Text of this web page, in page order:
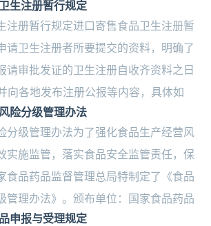
生注册暂行规定
注册暂行规定进口寄售食品卫生注册暂
请卫生注册者所要提交的资料，明确了
请审批发证的卫生注册自收齐资料之日
向各地发布注册公报等内容，具体如
险分级管理办法
分级管理办法为了强化食品生产经营风
实施监管，落实食品安全监管责任，保
食品药品监督管理总局特制定了《食品
管理办法》。颁布单位：国家食品药品
申报与受理规定